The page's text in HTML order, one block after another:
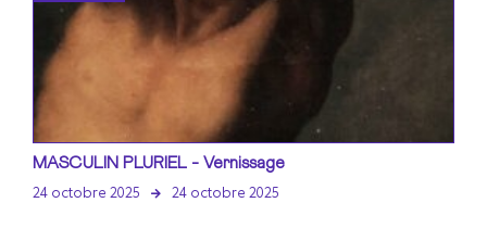
MASCULIN PLURIEL - Vernissage
24 octobre 2025 24 octobre 2025